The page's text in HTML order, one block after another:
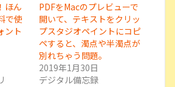
ほん
で使
ント
PDFをMacのプレビューで
開いて、テキストをクリッ
プスタジオペイントにコピ
ペすると、濁点や半濁点が
別れちゃう問題。
2019年1月30日
デジタル備忘録